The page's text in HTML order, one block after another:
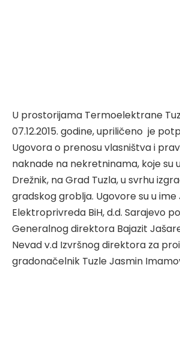
U prostorijama Termoelektrane
07.12.2015. godine, upriličeno je
Ugovora o prenosu vlasništva i
naknade na nekretninama, koje su
Drežnik, na Grad Tuzla, u svrhu
gradskog groblja. Ugovore su u ime
Elektroprivreda BiH, d.d. Sarajevo
Generalnog direktora Bajazit
Nevad v.d Izvršnog direktora za
gradonačelnik Tuzle Jasmin